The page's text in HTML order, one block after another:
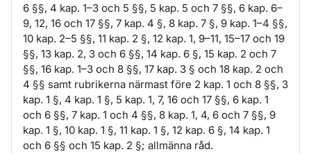
6 §§, 4 kap. 1–3 och 5 §§, 5 kap. 5 och 7 §§, 6 kap. 6–
9, 12, 16 och 17 §§, 7 kap. 4 §, 8 kap. 7 §, 9 kap. 1–4 §§,
10 kap. 2–5 §§, 11 kap. 2 §, 12 kap. 1, 9–11, 15–17 och 19
§§, 13 kap. 2, 3 och 6 §§, 14 kap. 6 §, 15 kap. 2 och 7
§§, 16 kap. 1–3 och 8 §§, 17 kap. 3 § och 18 kap. 2 och
4 §§ samt rubrikerna närmast före 2 kap. 1 och 8 §§, 3
kap. 1 §, 4 kap. 1 §, 5 kap. 1, 7, 16 och 17 §§, 6 kap. 1
och 6 §§, 7 kap. 1 och 4 §§, 8 kap. 1, 4, 6 och 7 §§, 9
kap. 1 §, 10 kap. 1 §, 11 kap. 1 §, 12 kap. 6 §, 14 kap. 1
och 6 §§ och 15 kap. 2 §; allmänna råd.